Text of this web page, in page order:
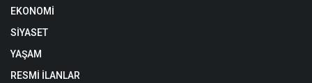
EKONOMİ
SİYASET
YAŞAM
RESMİ İLANLAR